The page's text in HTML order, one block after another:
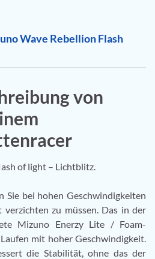
Wave Rebellion Flash
von
of light – Lichtblitz.
Sie bei hohen Geschwindigkeiten
zu müssen. Das in der
Mizuno Enerzy Lite / Foam-
mit hoher Geschwindigkeit.
die Stabilität, ohne das der